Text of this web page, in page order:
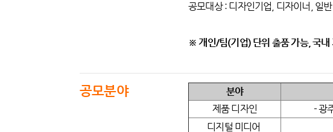
공모대상 : 디자인기업, 디자이너, 일
※ 개인/팀(기업) 단위 출품 가능, 국내
공모분야 분야
제품 디자인
- 광
디지털 미디어